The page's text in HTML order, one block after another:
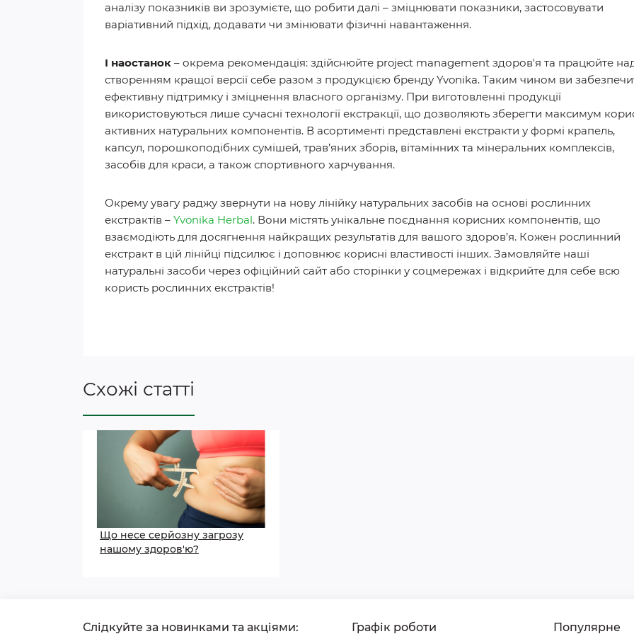
аналізу показників ви зрозумієте, що робити далі – зміцнювати показники, застосовувати
варіативний підхід, додавати чи змінювати фізичні навантаження.
І наостанок – окрема рекомендація: здійснюйте рroject management здоров'я та працюйте
створенням кращої версії себе разом з продукцією бренду Yvonika. Таким чином ви
ефективну підтримку і зміцнення власного організму. При виготовленні продукції
використовуються лише сучасні технології екстракції, що дозволяють зберегти максимум
активних натуральних компонентів. В асортименті представлені екстракти у формі крапель,
капсул, порошкоподібних сумішей, трав’яних зборів, вітамінних та мінеральних комплексів,
засобів для краси, а також спортивного харчування.
Окрему увагу раджу звернути на нову лінійку натуральних засобів на основі рослинних
екстрактів – Yvonika Herbal. Вони містять унікальне поєднання корисних компонентів, що
взаємодіють для досягнення найкращих результатів для вашого здоров’я. Кожен рослинний
екстракт в цій лінійці підсилює і доповнює корисні властивості інших. Замовляйте наші
натуральні засоби через офіційний сайт або сторінки у соцмережах і відкрийте для себе всю
користь рослинних екстрактів!
Схожі статті
Що несе серйозну загрозу
нашому здоров'ю?
Слідкуйте за новинками та акціями: Графік роботи Популярне